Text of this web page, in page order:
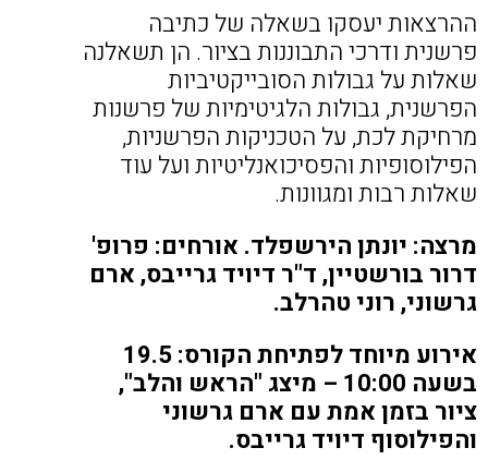
ההרצאות יעסקו בשאלה של כתיבה
פרשנית ודרכי התבוננות בציור. הן תשאלנה
שאלות על גבולות הסובייקטיביות
הפרשנית, גבולות הלגיטימיות של פרשנות
מרחיקת לכת, על הטכניקות הפרשניות,
הפילוסופיות והפסיכואנליטיות ועל עוד
שאלות רבות ומגוונות.
מרצה: יונתן הירשפלד. אורחים: פרופ'
דרור בורשטיין, ד"ר דיויד גרייבס, ארם
גרשוני, רוני טהרלב.
אירוע מיוחד לפתיחת הקורס: 19.5
בשעה 10:00 – מיצג "הראש והלב",
ציור בזמן אמת עם ארם גרשוני
והפילוסוף דיויד גרייבס.